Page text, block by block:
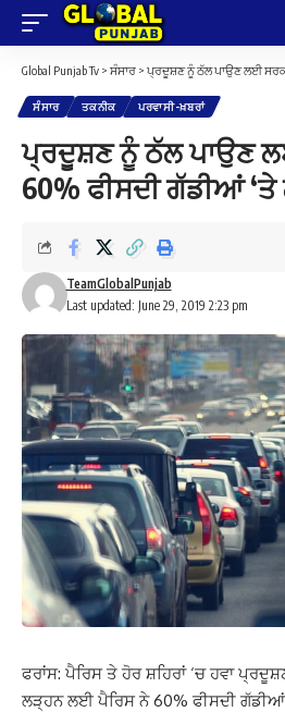
Global Punjab Tv > ਸੰਸਾਰ > ਪ੍ਰਦੂਸ਼ਣ ਨੂੰ ਠੱਲ ਪਾਉਣ ਲਈ
ਸੰਸਾਰ ਤਕਨੀਕ ਪਰਵਾਸੀ-ਖ਼ਬਰਾਂ
ਪ੍ਰਦੂਸ਼ਣ ਨੂੰ ਠੱਲ ਪਾਉਣ
60% ਫੀਸਦੀ ਗੱਡੀਆਂ
Last updated: June 29, 2019 2:23 pm
TeamGlobalPunjab
ਫਰਾਂਸ: ਪੈਰਿਸ ਤੇ ਹੋਰ ਸ਼ਹਿਰਾਂ ‘ਚ ਹਵਾ
ਲੜ੍ਹਨ ਲਈ ਪੈਰਿਸ ਨੇ 60% ਫੀਸਦੀ ਗੱਡੀਆਂ